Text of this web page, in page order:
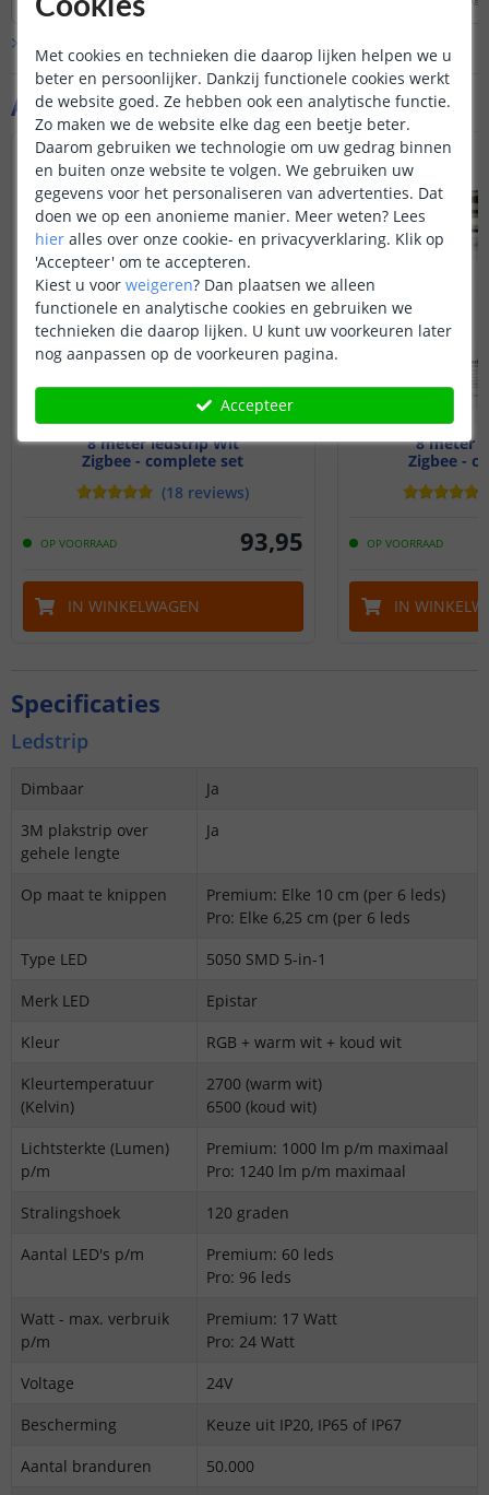
Aanvullende producten
8 meter ledstrip Wit
Zigbee - complete set
(18 reviews)
OP VOORRAAD 93,95
IN WINKELWAGEN
8 meter
Zigbee -
OP VOORRAAD
IN
de adapter en de
van een adapter
Zigbee controllers
beschikbaar in
een vochtige
plaatsen kunt u
eenDriBox. De
inderdaad altijd
ledstrip in zitten.
Disclaimer:
biedt met dit
zoals aan- en
kleurbediening etc
Bekijk alle Vraag & antwoord
Specificaties
Ledstrip
Dimbaar
Ja
3M plakstrip over
gehele lengte
Ja
Op maat te knippen
Premium: Elke 10 cm (per 6 leds)
Pro: Elke 6,25 cm (per 6 leds
Type LED
5050 SMD 5-in-1
Merk LED
Epistar
Kleur
RGB + warm wit + koud wit
Kleurtemperatuur
(Kelvin)
2700 (warm wit)
6500 (koud wit)
Lichtsterkte (Lumen)
p/m
Premium: 1000 lm p/m maximaal
Pro: 1240 lm p/m maximaal
Stralingshoek
120 graden
Aantal LED's p/m
Premium: 60 leds
Pro: 96 leds
Watt - max. verbruik
p/m
Premium: 17 Watt
Pro: 24 Watt
Voltage
24V
Bescherming
Keuze uit IP20, IP65 of IP67
Aantal branduren
50.000
Met cookies en technieken die daarop lijken helpen we u
beter en persoonlijker. Dankzij functionele cookies werkt
de website goed. Ze hebben ook een analytische functie.
Zo maken we de website elke dag een beetje beter.
Daarom gebruiken we technologie om uw gedrag binnen
en buiten onze website te volgen. We gebruiken uw
gegevens voor het personaliseren van advertenties. Dat
doen we op een anonieme manier. Meer weten? Lees
hier alles over onze cookie- en privacyverklaring. Klik op
'Accepteer' om te accepteren.
Kiest u voor weigeren? Dan plaatsen we alleen
functionele en analytische cookies en gebruiken we
technieken die daarop lijken. U kunt uw voorkeuren later
nog aanpassen op de voorkeuren pagina.
Accepteer